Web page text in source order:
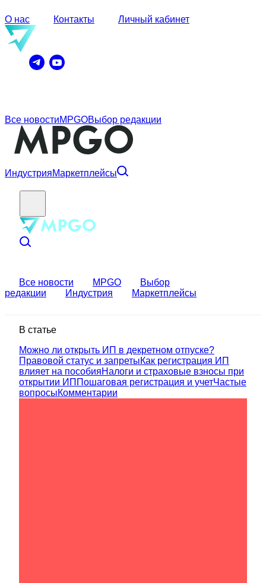
О нас Контакты Личный кабинет
Все новостиMPGOВыбор редакции
ИндустрияМаркетплейсы
Все новости MPGO
Выбор
редакции
Индустрия Маркетплейсы
В статье
Можно ли открыть ИП в декретном отпуске?
Правовой статус и запретыКак регистрация ИП
влияет на пособияНалоги и страховые взносы при
открытии ИП Пошаговая регистрация и учетЧастые
вопросыКомментарии